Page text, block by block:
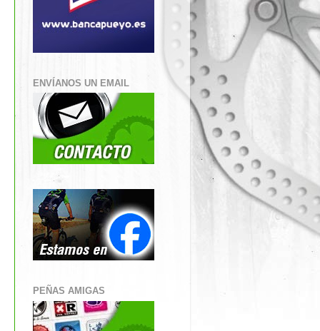
ENVÍANOS UN EMAIL
PEÑAS AMIGAS